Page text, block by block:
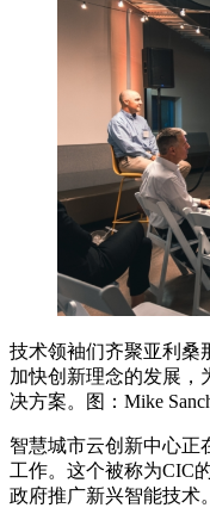
技术领袖们齐聚亚利桑
加快创新理念的发展，
决方案。图：Mike
智慧城市云创新中心正
工作。这个被称为CIC
政府推广新兴智能技术。